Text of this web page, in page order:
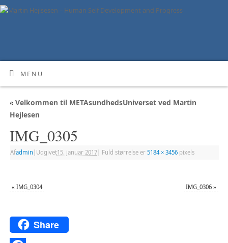
MENU
«Velkommen til METAsundhedsUniverset ved Martin
Hejlesen
IMG_0305
Afadmin Udgivet15. januar 2017| Fuld størrelse er 5184 × 3456pixels
« IMG_0304 IMG_0306 »
Share